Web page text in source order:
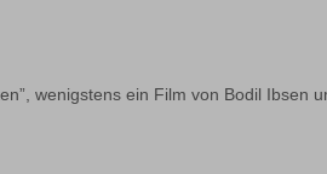
wenigstens ein Film von Bodil Ibsen